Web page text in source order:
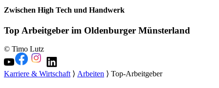
Zwischen High Tech und Handwerk
Top Arbeitgeber im Oldenburger Münsterland
© Timo Lutz
Karriere & Wirtschaft⟩ Arbeiten ⟩ Top-Arbeitgeber